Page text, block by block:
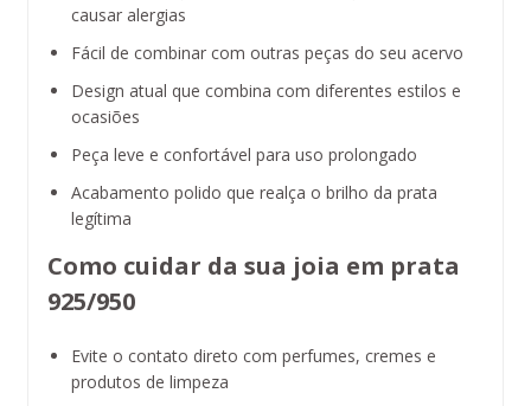
causar alergias
Fácil de combinar com outras peças do seu acervo
Design atual que combina com diferentes estilos e
ocasiões
Peça leve e confortável para uso prolongado
Acabamento polido que realça o brilho da prata
legítima
Como cuidar da sua joia em prata
925/950
Evite o contato direto com perfumes, cremes e
produtos de limpeza